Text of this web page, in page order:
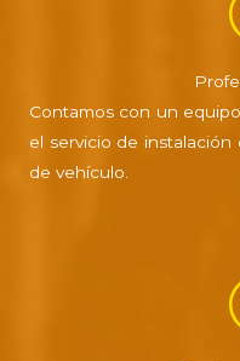
Contamos con un
el servicio de
de vehículo.